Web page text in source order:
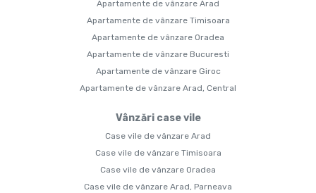
Apartamente de vânzare Arad
Apartamente de vânzare Timisoara
Apartamente de vânzare Oradea
Apartamente de vânzare Bucuresti
Apartamente de vânzare Giroc
Apartamente de vânzare Arad, Central
Vânzări case vile
Case vile de vânzare Arad
Case vile de vânzare Timisoara
Case vile de vânzare Oradea
Case vile de vânzare Arad, Parneava